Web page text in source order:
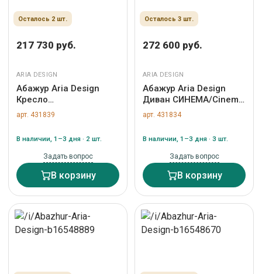
Осталось 2 шт.
217 730 руб.
ARIA DESIGN
Абажур Aria Design
Кресло
ЛОРРЭЙН/LORRAINE
арт. ZN-431839
арт. 431839
В наличии, 1–3 дня · 2 шт.
Задать вопрос
В корзину
Осталось 3 шт.
272 600 руб.
ARIA DESIGN
Абажур Aria Design
Диван СИНЕМА/Cinema
арт. ZN-431834
арт. 431834
В наличии, 1–3 дня · 3 шт.
Задать вопрос
В корзину